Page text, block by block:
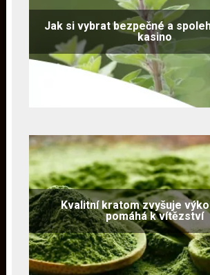
Jak si vybrat bezpečné a
kasino
Kvalitní kratom zvyšuje
pomáhá k vítězství